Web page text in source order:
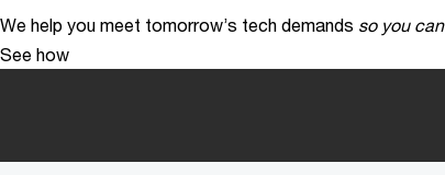
We help you meet tomorrow’s tech demands so you can
See how